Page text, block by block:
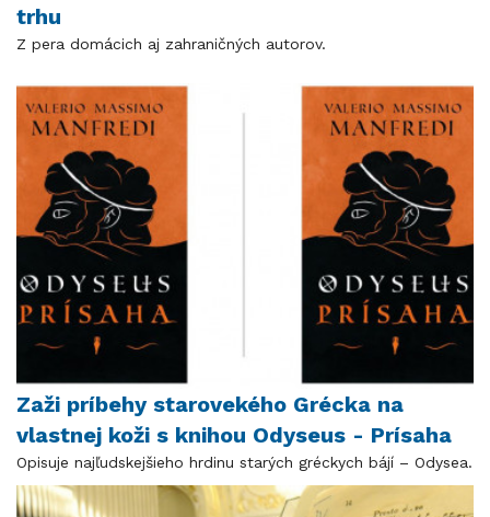
trhu
Z pera domácich aj zahraničných autorov.
Zaži príbehy starovekého Grécka na
vlastnej koži s knihou Odyseus - Prísaha
Opisuje najľudskejšieho hrdinu starých gréckych bájí – Odysea.